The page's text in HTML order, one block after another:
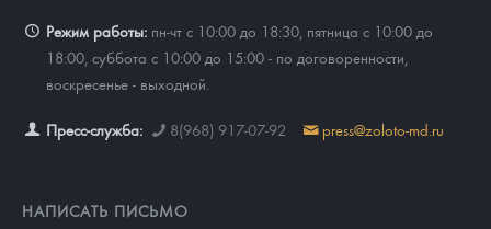
Режим работы: пн-чт с 10:00 до 18:30, пятница с 10:00 до
18:00, суббота с 10:00 до 15:00 - по договоренности,
воскресенье - выходной.
Пресс-служба: 8(968) 917-07-92 press@zoloto-md.ru
НАПИСАТЬ ПИСЬМО